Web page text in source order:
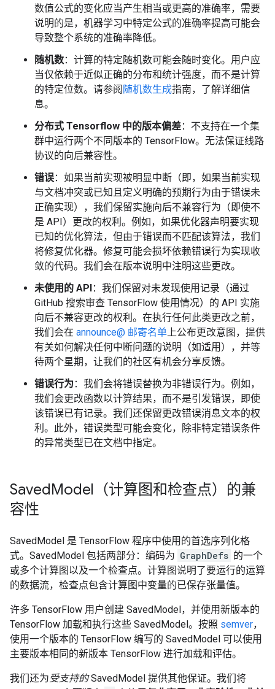
数值公式的变化应当产生相当或更高的准确率，需要
说明的是，机器学习中特定公式的准确率提高可能会
导致整个系统的准确率降低。
随机数：计算的特定随机数可能会随时变化。用户应
当仅依赖于近似正确的分布和统计强度，而不是计算
的特定位数。请参阅 随机数生成指南，了解详细信
息。
分布式 Tensorflow 中的版本偏差：不支持在一个集
群中运行两个不同版本的 TensorFlow。无法保证线路
协议的向后兼容性。
错误：如果当前实现被明显中断（即，如果当前实现
与文档冲突或已知且定义明确的预期行为由于错误未
正确实现），我们保留实施向后不兼容行为（即使不
是 API）更改的权利。例如，如果优化器声明要实现
已知的优化算法，但由于错误而不匹配该算法，我们
将修复优化器。修复可能会损坏依赖错误行为实现收
敛的代码。我们会在版本说明中注明这些更改。
未使用的 API：我们保留对未发现使用记录（通过
GitHub 搜索审查 TensorFlow 使用情况）的 API 实施
向后不兼容更改的权利。在执行任何此类更改之前，
我们会在 announce@ 邮寄名单上公布更改意图，提供
有关如何解决任何中断问题的说明（如适用），并等
待两个星期，让我们的社区有机会分享反馈。
错误行为 ：我们会将错误替换为非错误行为。例如，
我们会更改函数以计算结果，而不是引发错误，即使
该错误已有记录。我们还保留更改错误消息文本的权
利。此外，错误类型可能会变化，除非特定错误条件
的异常类型已在文档中指定。
SavedModel（计算图和检查点）的兼
容性
SavedModel 是 TensorFlow 程序中使用的首选序列化格
式。SavedModel 包括两部分：编码为 GraphDefs 的一个
或多个计算图以及一个检查点。计算图说明了要运行的运算
的数据流，检查点包含计算图中变量的已保存张量值。
许多 TensorFlow 用户创建 SavedModel，并使用新版本的
TensorFlow 加载和执行这些 SavedModel。按照 semver，
使用一个版本的 TensorFlow 编写的 SavedModel 可以使用
主要版本相同的新版本 TensorFlow 进行加载和评估。
我们还为受支持的SavedModel 提供其他保证。我们将